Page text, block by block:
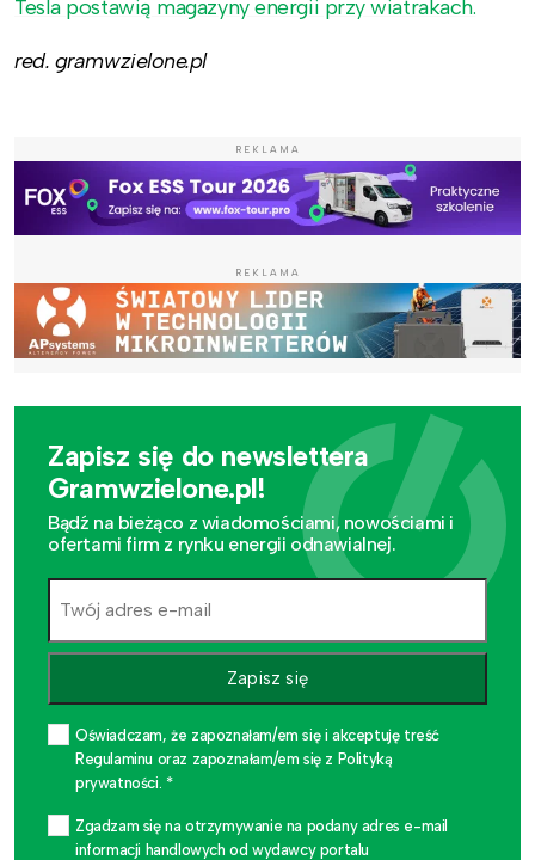
Tesla postawią magazyny energii przy wiatrakach.
red. gramwzielone.pl
REKLAMA
REKLAMA
Zapisz się do newslettera
Gramwzielone.pl!
Bądź na bieżąco z wiadomościami, nowościami i
ofertami firm z rynku energii odnawialnej.
Zapisz się
Oświadczam, że zapoznałam/em się i akceptuję treść
Regulaminu oraz zapoznałam/em się z Polityką
prywatności. *
Zgadzam się na otrzymywanie na podany adres e-mail
informacji handlowych od wydawcy portalu